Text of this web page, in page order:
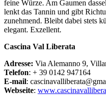
feine Würze. Am Gaumen
lenkt das Tannin und gibt
zunehmend. Bleibt dabei stets
elegant. Exzellent.
Cascina Val Liberata
Adresse: Via Alemanno 9,
Telefon: + 39 0142 947164
E-mail:
Webseite: